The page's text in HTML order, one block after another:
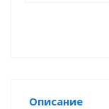
Описание